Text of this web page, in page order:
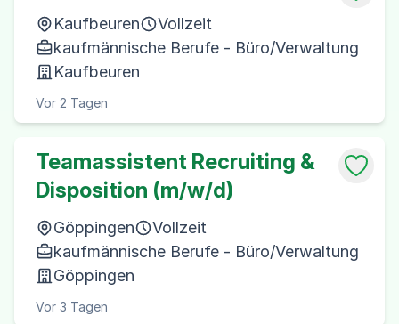
Kaufbeuren
Vollzeit
kaufmännische Berufe - Büro/Verwaltung
Kaufbeuren
Vor 2 Tagen
Teamassistent Recruiting &
Disposition (m/w/d)
Göppingen
Vollzeit
kaufmännische Berufe - Büro/Verwaltung
Göppingen
Vor 3 Tagen